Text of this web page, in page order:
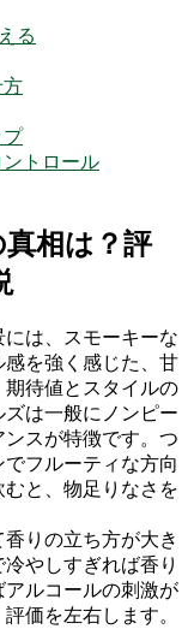
る
方
プ
トロール
相は？評
は、スモーキーな
を強く感じた、甘
待値とスタイルの
は一般にノンピー
ンスが特徴です。つ
フルーティな方向
と、物足りなさを
りの立ち方が大き
やしすぎれば香り
ルコールの刺激が
価を左右します。